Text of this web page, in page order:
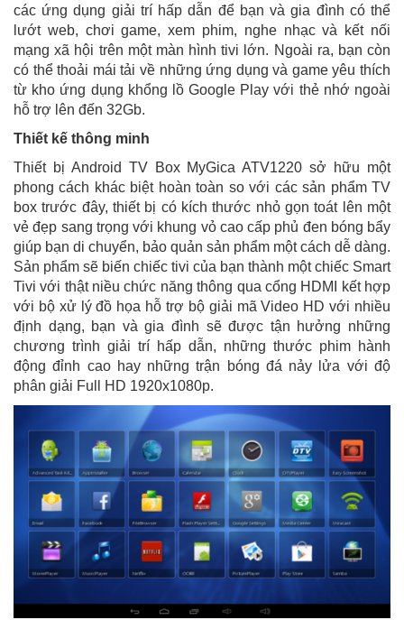
các ứng dụng giải trí hấp dẫn để bạn và gia đình có thể
lướt web, chơi game, xem phim, nghe nhạc và kết nối
mạng xã hội trên một màn hình tivi lớn. Ngoài ra, bạn còn
có thể thoải mái tải về những ứng dụng và game yêu thích
từ kho ứng dụng khổng lồ Google Play với thẻ nhớ ngoài
hỗ trợ lên đến 32Gb.
Thiết kế thông minh
Thiết bị Android TV Box MyGica ATV1220 sở hữu một
phong cách khác biệt hoàn toàn so với các sản phẩm TV
box trước đây, thiết bị có kích thước nhỏ gọn toát lên một
vẻ đẹp sang trọng với khung vỏ cao cấp phủ đen bóng bẩy
giúp bạn di chuyển, bảo quản sản phẩm một cách dễ dàng.
Sản phẩm sẽ biến chiếc tivi của bạn thành một chiếc Smart
Tivi với thật niều chức năng thông qua cổng HDMI kết hợp
với bộ xử lý đồ họa hỗ trợ bộ giải mã Video HD với nhiều
định dạng, bạn và gia đình sẽ được tận hưởng những
chương trình giải trí hấp dẫn, những thước phim hành
động đỉnh cao hay những trận bóng đá nảy lửa với độ
phân giải Full HD 1920x1080p.